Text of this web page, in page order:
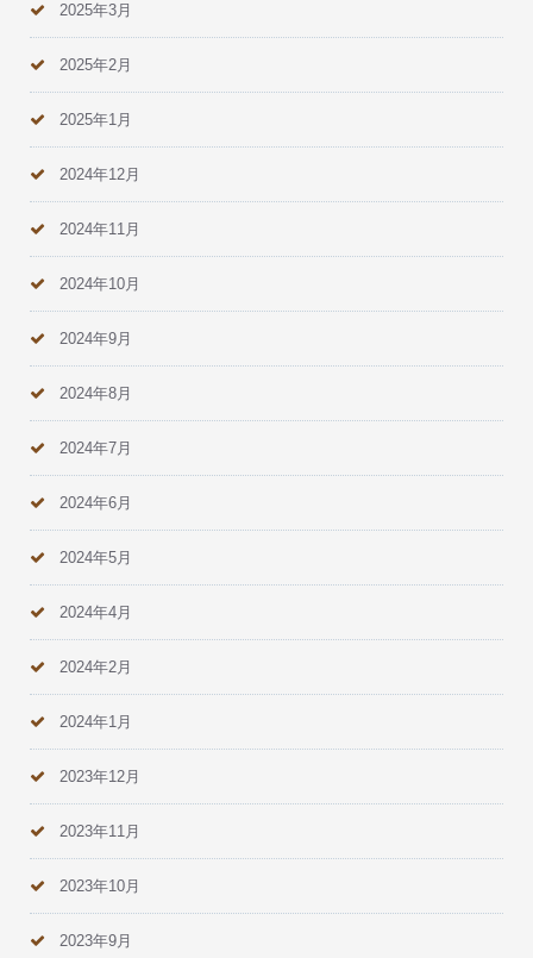
2025年3月
2025年2月
2025年1月
2024年12月
2024年11月
2024年10月
2024年9月
2024年8月
2024年7月
2024年6月
2024年5月
2024年4月
2024年2月
2024年1月
2023年12月
2023年11月
2023年10月
2023年9月